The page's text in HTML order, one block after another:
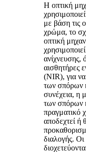
Η οπτική
με βάση τις
χρώμα, το
οπτική
ανίχνευσης,
αισθητήρες
(NIR), για
των σπόρων
συνέχεια, η
των σπόρων
πραγματικό
αποδεχτεί ή
διαλογής.